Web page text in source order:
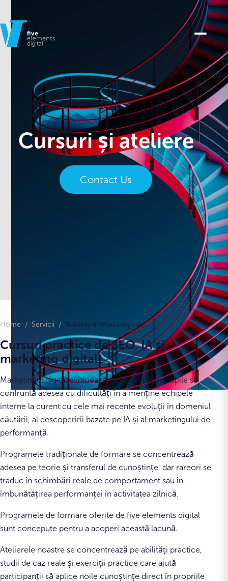
Cursuri și ateliere
Contact Us
Home Servicii Training & Workshop-uri
Cursuri practice de SEO, IA și
marketing digital
Marketingul digital evoluează rapid, iar organizațiile se
confruntă adesea cu dificultăți în a menține echipele
interne la curent cu cele mai recente evoluții în domeniul
căutării, al descoperirii bazate pe IA și al marketingului de
performanță.
Programele tradiționale de formare se concentrează
adesea pe teorie și transferul de cunoștințe, dar rareori se
traduc în schimbări reale de comportament sau în
îmbunătățirea performanței în activitatea zilnică.
Programele de formare oferite de five elements digital
sunt concepute pentru a acoperi această lacună.
Atelierele noastre se concentrează pe abilități practice,
studii de caz reale și exerciții practice care ajută
participanții să aplice noile cunoștințe direct în propriile